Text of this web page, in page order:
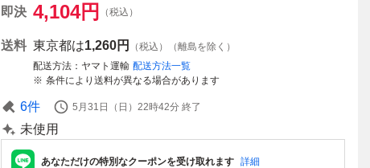
即決 4,104円 （税込）
送料 東京都は1,260円
（税込）（離島を除く）
配送方法
ヤマト運輸 配送方法一覧
条件により送料が異なる場合があります
6件 5月31日（日）22時42分 終了
未使用
あなただけの特別なクーポンを受け取れます 詳細